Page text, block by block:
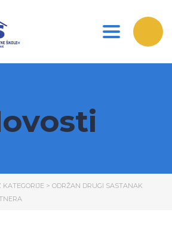
Toggle
KATEGORIJE > ODRŽAN DRUGI SASTANAK